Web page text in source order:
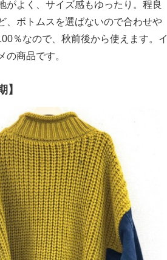
がよく、サイズ感もゆったり。程良
、ボトムスを選ばないので合わせや
％なので、秋前後から使えます。イ
商品です。
】